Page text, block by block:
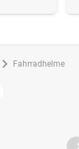
Fahrradhelme